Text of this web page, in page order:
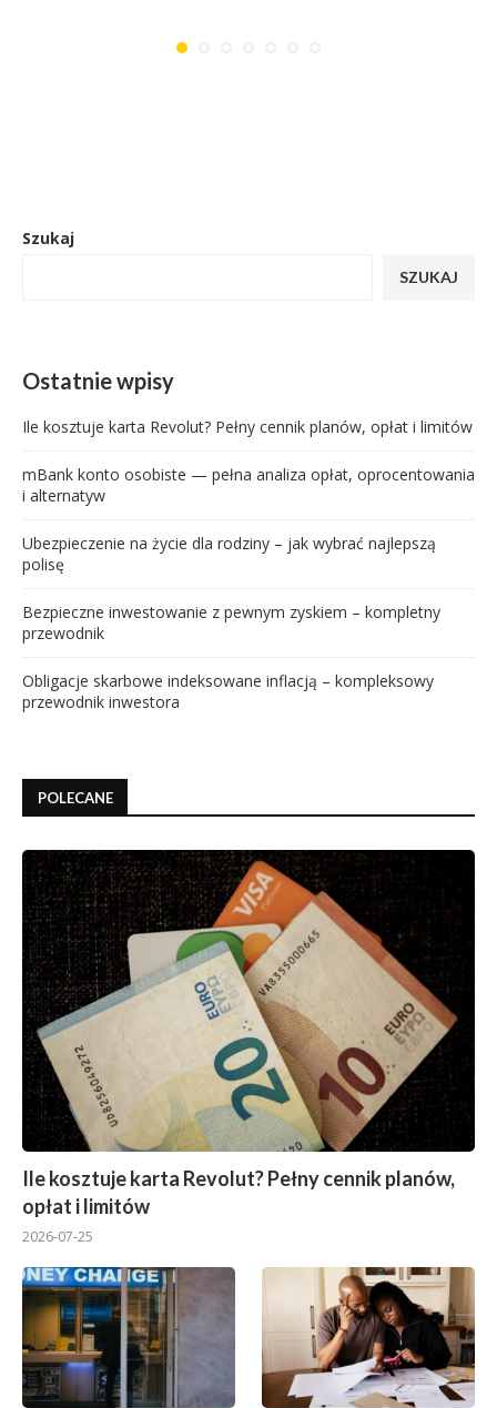
Szukaj
SZUKAJ
Ostatnie wpisy
Ile kosztuje karta Revolut? Pełny cennik planów, opłat i limitów
mBank konto osobiste — pełna analiza opłat, oprocentowania
i alternatyw
Ubezpieczenie na życie dla rodziny – jak wybrać najlepszą
polisę
Bezpieczne inwestowanie z pewnym zyskiem – kompletny
przewodnik
Obligacje skarbowe indeksowane inflacją – kompleksowy
przewodnik inwestora
POLECANE
Ile kosztuje karta Revolut? Pełny cennik planów,
opłat i limitów
2026-07-25